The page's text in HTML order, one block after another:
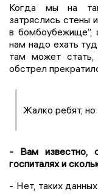
Когда мы на
затряслись стены
в бомбоубежище”,
нам надо ехать
там может
обстрел
Жалко ребят,
- Вам известно,
госпиталях и
- Нет, таких